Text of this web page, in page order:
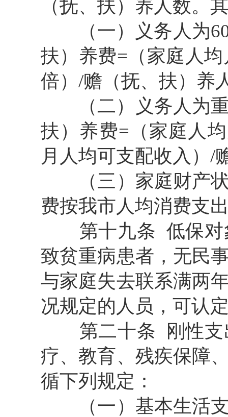
（抚、扶）养人数。
（一）
义务人为
扶）养费=（家庭人
倍）/赡（抚、扶）养
（二）
义务人为
扶）养费=（家庭人
月人均可支配收入）/
（三） 家庭财产
费按我市人均消费支
第十九条 低保
致贫重病患者，无民
与家庭失去联系满两
况规定的人员，可认
第二十条
刚性
疗、教育、残疾保障
循下列规定：
（一） 基本生活